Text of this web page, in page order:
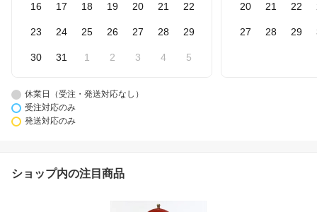
16 17 18 19 20 21 22
23 24 25 26 27 28 29
30 31 1 2 3 4 5
20 21 22
27 28 29
休業日（受注・発送対応なし）
受注対応のみ
発送対応のみ
ショップ内の注目商品